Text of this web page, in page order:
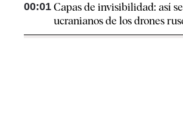
00:01 Capas de invisibilidad: así
ucranianos de los drones